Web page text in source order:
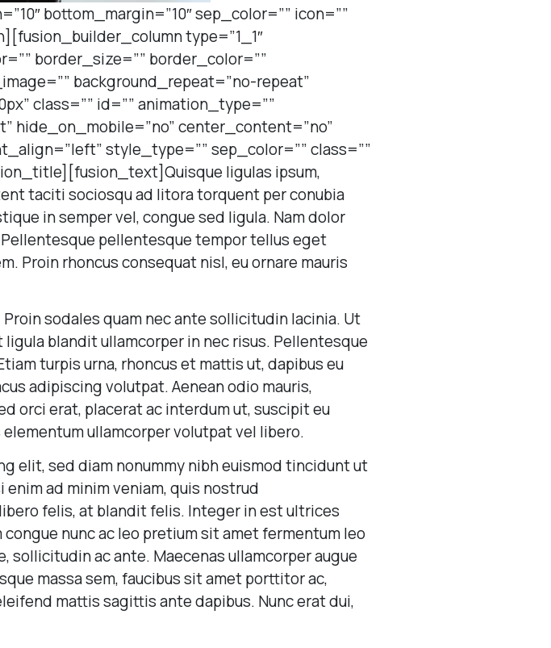
bottom_margin=”10″ sep_color=”” icon=””
type=”1_1″
border_size=”” border_color=””
background_repeat=”no-repeat”
class=”” id=”” animation_type=””
hide_on_mobile=”no” center_content=”no”
style_type=”” sep_color=”” class=””
ligulas ipsum,
taciti sociosqu ad litora torquent per conubia
in semper vel, congue sed ligula. Nam dolor
pellentesque tempor tellus eget
Proin rhoncus consequat nisl, eu ornare mauris
sodales quam nec ante sollicitudin lacinia. Ut
blandit ullamcorper in nec risus. Pellentesque
turpis urna, rhoncus et mattis ut, dapibus eu
adipiscing volutpat. Aenean odio mauris,
orci erat, placerat ac interdum ut, suscipit eu
ullamcorper volutpat vel libero.
elit, sed diam nonummy nibh euismod tincidunt ut
ad minim veniam, quis nostrud
felis, at blandit felis. Integer in est ultrices
nunc ac leo pretium sit amet fermentum leo
ac ante. Maecenas ullamcorper augue
massa sem, faucibus sit amet porttitor ac,
mattis sagittis ante dapibus. Nunc erat dui,